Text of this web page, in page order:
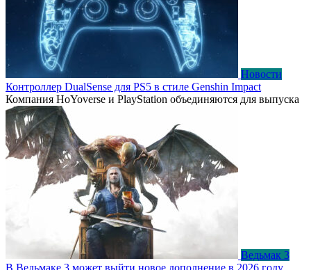
Новости
Контроллер DualSense для PS5 в стиле Genshin Impact
Компания HoYoverse и PlayStation объединяются для выпуска
Ведьмак 3